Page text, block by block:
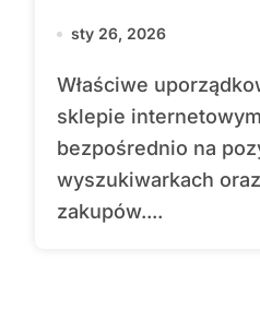
sty 26, 2026
Właściwe uporządkowanie oferty w
sklepie
bezpośrednio na
wyszukiwarkach
zakupów....